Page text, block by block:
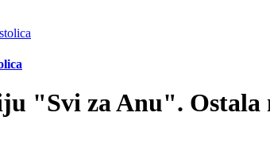
"Svi za Anu". Ostala